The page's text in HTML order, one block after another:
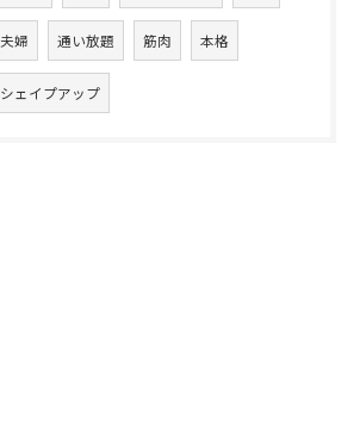
夫婦 通い放題 筋肉 本格
シェイプアップ